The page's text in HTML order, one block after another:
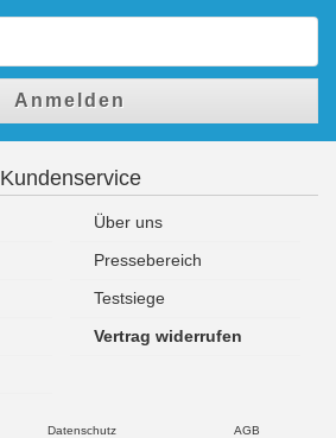
Anmelden
Kundenservice
Über uns
Pressebereich
Testsiege
Vertrag widerrufen
Datenschutz AGB